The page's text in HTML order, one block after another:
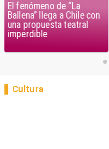
El fenómeno de “La
Ballena” llega a Chile con
una propuesta teatral
imperdible
Cultura